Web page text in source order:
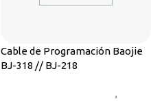
Cable de Programación Baojie
BJ-318 // BJ-218
,